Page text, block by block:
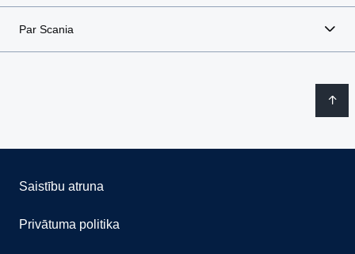
Par Scania
Saistību atruna
Privātuma politika